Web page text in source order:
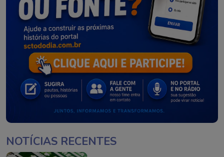
NOTÍCIAS RECENTES